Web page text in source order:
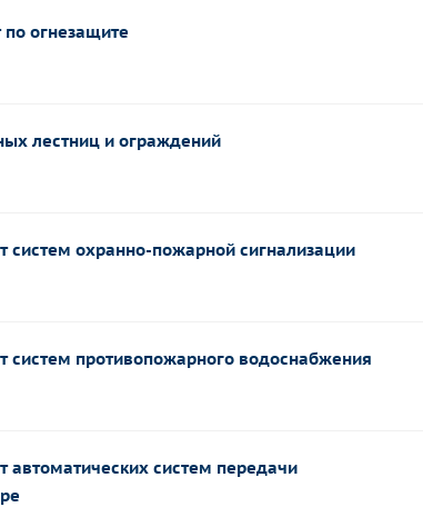
огнезащите
лестниц и ограждений
систем охранно-пожарной сигнализации
систем противопожарного водоснабжения
автоматических систем передачи